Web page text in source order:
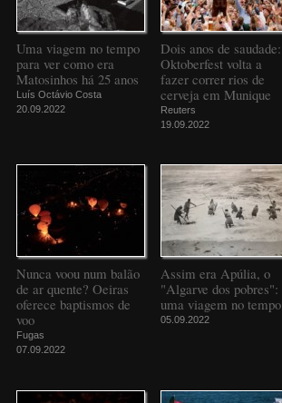
Uma viagem no tempo
para ver como era
Matosinhos há 25 anos
Luís Octávio Costa
20.09.2022
Dois anos de saudade:
Oktoberfest volta a
fazer correr rios de
cerveja em Munique
Reuters
19.09.2022
Nunca voou num balão
de ar quente? Oeiras
oferece baptismos de
voo
Fugas
07.09.2022
Assim era Apúlia, o
"Algarve dos pobres":
uma viagem no tempo
05.09.2022